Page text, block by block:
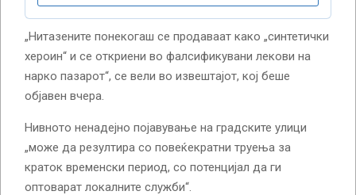
„Нитазените понекогаш се продаваат како „синтетички
хероин“ и се откриени во фалсификувани лекови на
нарко пазарот“, се вели во извештајот, кој беше
објавен вчера.
Нивното ненадејно појавување на градските улици
„може да резултира со повеќекратни труења за
краток временски период, со потенцијал да ги
оптоварат локалните служби“.